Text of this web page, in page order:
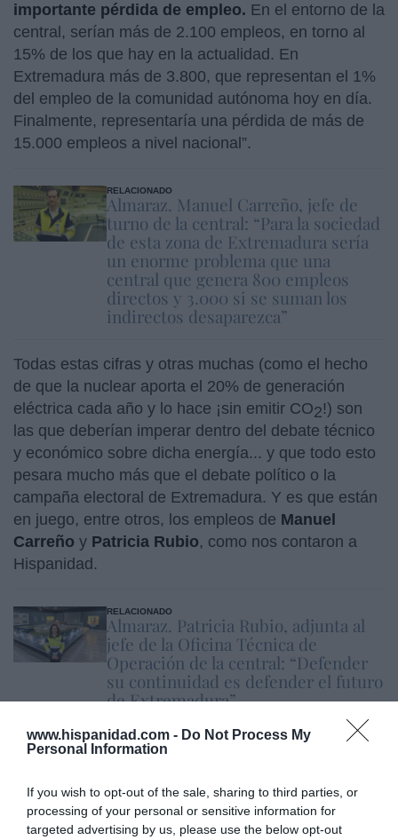
www.hispanidad.com - Do Not Process My
Personal Information
If you wish to opt-out of the sale, sharing to third parties, or
processing of your personal or sensitive information for
targeted advertising by us, please use the below opt-out
importante pérdida de empleo. En el entorno de la
central, serían más de 2.100 empleos, en torno al
15% de los que hay en la actualidad. En
Extremadura más de 3.800, que representan el 1%
del empleo de la comunidad autónoma hoy en día.
Finalmente, representaría una pérdida de más de
15.000 empleos a nivel nacional”.
RELACIONADO
Almaraz. Manuel Carreño, jefe de
turno de la central: “Para la sociedad
de esta zona de Extremadura sería
un enorme problema que una
central que genera 800 empleos
directos y 3.000 si se suman los
indirectos desaparezca”
Todas estas cifras y otras muchas (como el hecho
de que la nuclear aporta el 20% de generación
eléctrica cada año y lo hace ¡sin emitir CO2!) son
las que deberían imperar dentro del debate técnico
y económico sobre dicha energía... y que todo esto
pesara mucho más que el debate político o la
campaña electoral de Extremadura. Y es que están
en juego, entre otros, los empleos de Manuel
Carreño y Patricia Rubio, como nos contaron a
Hispanidad.
RELACIONADO
Almaraz. Patricia Rubio, adjunta al
jefe de la Oficina Técnica de
Operación de la central: “Defender
su continuidad es defender el futuro
de Extremadura”